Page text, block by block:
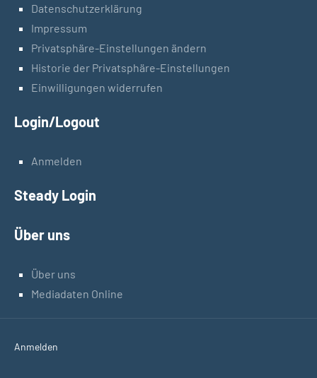
Datenschutzerklärung
Impressum
Privatsphäre-Einstellungen ändern
Historie der Privatsphäre-Einstellungen
Einwilligungen widerrufen
Login/Logout
Anmelden
Steady Login
Über uns
Über uns
Mediadaten Online
Anmelden